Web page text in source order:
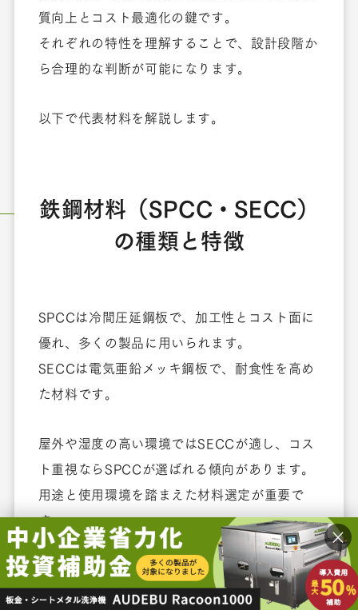
質向上とコスト最適化の鍵です。
それぞれの特性を理解することで、設計段階か
ら合理的な判断が可能になります。
以下で代表材料を解説します。
鉄鋼材料（SPCC・SECC）
の種類と特徴
SPCCは冷間圧延鋼板で、加工性とコスト面に
優れ、多くの製品に用いられます。
SECCは電気亜鉛メッキ鋼板で、耐食性を高め
た材料です。
屋外や湿度の高い環境ではSECCが適し、コス
ト重視ならSPCCが選ばれる傾向があります。
用途と使用環境を踏まえた材料選定が重要で
す。
×